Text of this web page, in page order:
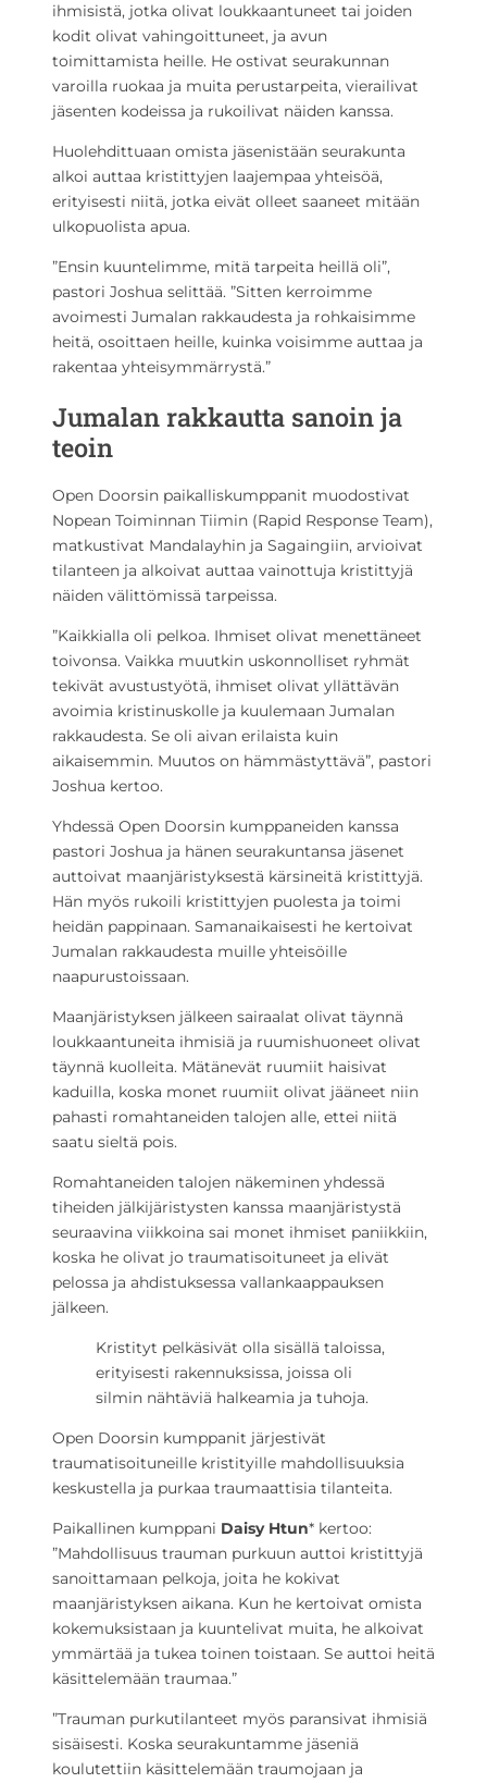
ihmisistä, jotka olivat loukkaantuneet tai joiden
kodit olivat vahingoittuneet, ja avun
toimittamista heille. He ostivat seurakunnan
varoilla ruokaa ja muita perustarpeita, vierailivat
jäsenten kodeissa ja rukoilivat näiden kanssa.
Huolehdittuaan omista jäsenistään seurakunta
alkoi auttaa kristittyjen laajempaa yhteisöä,
erityisesti niitä, jotka eivät olleet saaneet mitään
ulkopuolista apua.
”Ensin kuuntelimme, mitä tarpeita heillä oli”,
pastori Joshua selittää. ”Sitten kerroimme
avoimesti Jumalan rakkaudesta ja rohkaisimme
heitä, osoittaen heille, kuinka voisimme auttaa ja
rakentaa yhteisymmärrystä.”
Jumalan rakkautta sanoin ja
teoin
Open Doorsin paikalliskumppanit muodostivat
Nopean Toiminnan Tiimin (Rapid Response Team),
matkustivat Mandalayhin ja Sagaingiin, arvioivat
tilanteen ja alkoivat auttaa vainottuja kristittyjä
näiden välittömissä tarpeissa.
”Kaikkialla oli pelkoa. Ihmiset olivat menettäneet
toivonsa. Vaikka muutkin uskonnolliset ryhmät
tekivät avustustyötä, ihmiset olivat yllättävän
avoimia kristinuskolle ja kuulemaan Jumalan
rakkaudesta. Se oli aivan erilaista kuin
aikaisemmin. Muutos on hämmästyttävä”, pastori
Joshua kertoo.
Yhdessä Open Doorsin kumppaneiden kanssa
pastori Joshua ja hänen seurakuntansa jäsenet
auttoivat maanjäristyksestä kärsineitä kristittyjä.
Hän myös rukoili kristittyjen puolesta ja toimi
heidän pappinaan. Samanaikaisesti he kertoivat
Jumalan rakkaudesta muille yhteisöille
naapurustoissaan.
Maanjäristyksen jälkeen sairaalat olivat täynnä
loukkaantuneita ihmisiä ja ruumishuoneet olivat
täynnä kuolleita. Mätänevät ruumiit haisivat
kaduilla, koska monet ruumiit olivat jääneet niin
pahasti romahtaneiden talojen alle, ettei niitä
saatu sieltä pois.
Romahtaneiden talojen näkeminen yhdessä
tiheiden jälkijäristysten kanssa maanjäristystä
seuraavina viikkoina sai monet ihmiset paniikkiin,
koska he olivat jo traumatisoituneet ja elivät
pelossa ja ahdistuksessa vallankaappauksen
jälkeen.
Kristityt pelkäsivät olla sisällä taloissa,
erityisesti rakennuksissa, joissa oli
silmin nähtäviä halkeamia ja tuhoja.
Open Doorsin kumppanit järjestivät
traumatisoituneille kristityille mahdollisuuksia
keskustella ja purkaa traumaattisia tilanteita.
Paikallinen kumppani Daisy Htun* kertoo:
”Mahdollisuus trauman purkuun auttoi kristittyjä
sanoittamaan pelkoja, joita he kokivat
maanjäristyksen aikana. Kun he kertoivat omista
kokemuksistaan ja kuuntelivat muita, he alkoivat
ymmärtää ja tukea toinen toistaan. Se auttoi heitä
käsittelemään traumaa.”
”Trauman purkutilanteet myös paransivat ihmisiä
sisäisesti. Koska seurakuntamme jäseniä
koulutettiin käsittelemään traumojaan ja